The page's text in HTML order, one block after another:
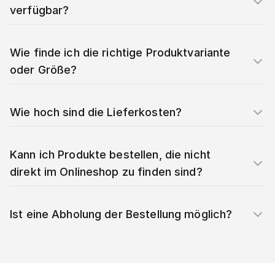
verfügbar?
Wie finde ich die richtige Produktvariante
oder Größe?
Wie hoch sind die Lieferkosten?
Kann ich Produkte bestellen, die nicht
direkt im Onlineshop zu finden sind?
Ist eine Abholung der Bestellung möglich?